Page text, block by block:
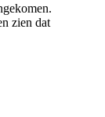
zien dat